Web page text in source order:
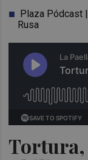
Tortura,
Plaza Pódcast
Rusa